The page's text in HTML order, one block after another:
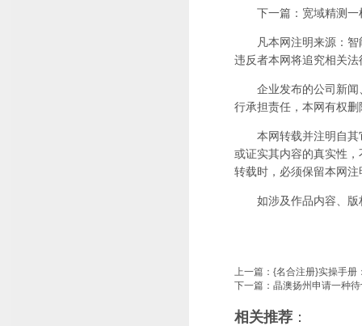
下一篇：宽域精测一
凡本网注明来源：智
违反者本网将追究相关法
企业发布的公司新闻
行承担责任，本网有权
本网转载并注明自其
或证实其内容的真实性
转载时，必须保留本网
如涉及作品内容、版
上一篇： {名合注册}实操手册
下一篇： 晶澳扬州申请一种
相关推荐 ：